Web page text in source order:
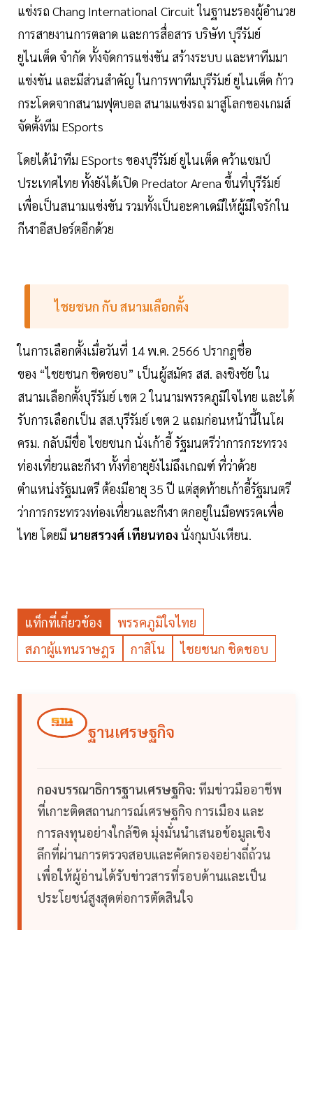
แข่งรถ Chang International Circuit ในฐานะรองผู้อํานวย
การสายงานการตลาด และการสื่อสาร บริษัท บุรีรัมย์
ยูไนเต็ด จํากัด ทั้งจัดการแข่งขัน สร้างระบบ และหาทีมมา
แข่งขัน และมีส่วนสําคัญ ในการพาทีมบุรีรัมย์ ยูไนเต็ด ก้าว
กระโดดจากสนามฟุตบอล สนามแข่งรถ มาสู่โลกของเกมส์
จัดตั้งทีม ESports
โดยได้นําทีม ESports ของบุรีรัมย์ ยูไนเต็ด คว้าแชมป์
ประเทศไทย ทั้งยังได้เปิด Predator Arena ขึ้นที่บุรีรัมย์
เพื่อเป็นสนามแข่งขัน รวมทั้งเป็นอะคาเดมีให้ผู้มีใจรักใน
กีฬาอีสปอร์ตอีกด้วย
ไชยชนก กับ สนามเลือกตั้ง
ในการเลือกตั้งเมื่อวันที่ 14 พ.ค. 2566 ปรากฎชื่อ
ของ “ไชยชนก ชิดชอบ” เป็นผู้สมัคร สส. ลงชิงชัย ใน
สนามเลือกตั้งบุรีรัมย์ เขต 2 ในนามพรรคภูมิใจไทย และได้
รับการเลือกเป็น สส.บุรีรัมย์ เขต 2 แถมก่อนหน้านี้ในโผ
ครม. กลับมีชื่อ ไชยชนก นั่งเก้าอี้ รัฐมนตรีว่าการกระทรวง
ท่องเที่ยวและกีฬา ทั้งที่อายุยังไม่ถึงเกณฑ์ ที่ว่าด้วย
ตำแหน่งรัฐมนตรี ต้องมีอายุ 35 ปี แต่สุดท้ายเก้าอี้รัฐมนตรี
ว่าการกระทรวงท่องเที่ยวและกีฬา ตกอยู่ในมือพรรคเพื่อ
ไทย โดยมี นายสรวงศ์ เทียนทอง นั่งกุมบังเหียน.
แท็กที่เกี่ยวข้อง
พรรคภูมิใจไทย
สภาผู้แทนราษฎร
กาสิโน ไชยชนก ชิดชอบ
ฐานเศรษฐกิจ
กองบรรณาธิการฐานเศรษฐกิจ: ทีมข่าวมืออาชีพ
ที่เกาะติดสถานการณ์เศรษฐกิจ การเมือง และ
การลงทุนอย่างใกล้ชิด มุ่งมั่นนำเสนอข้อมูลเชิง
ลึกที่ผ่านการตรวจสอบและคัดกรองอย่างถี่ถ้วน
เพื่อให้ผู้อ่านได้รับข่าวสารที่รอบด้านและเป็น
ประโยชน์สูงสุดต่อการตัดสินใจ